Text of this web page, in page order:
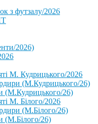
з футзалу/2026
2026)
М. Кудрицького/2026
(М.Кудрицького/26)
(М.Кудрицького/26)
М. Білого/2026
(М.Білого/26)
(М.Білого/26)